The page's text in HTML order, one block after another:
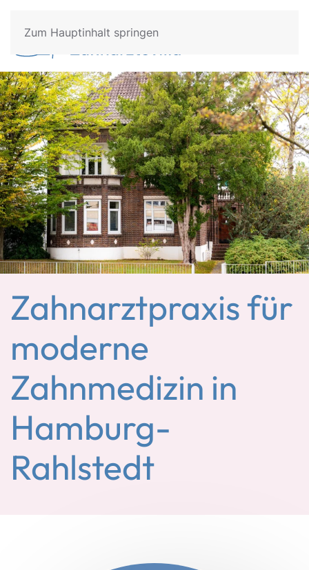
Zum Hauptinhalt springen
Zahnarztpraxis für
moderne
Zahnmedizin in
Hamburg-
Rahlstedt